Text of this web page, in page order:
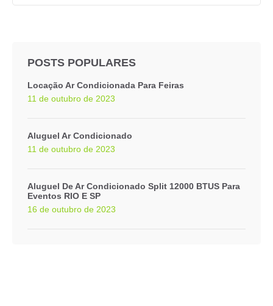
POSTS POPULARES
Locação Ar Condicionada Para Feiras
11 de outubro de 2023
Aluguel Ar Condicionado
11 de outubro de 2023
Aluguel De Ar Condicionado Split 12000 BTUS Para
Eventos RIO E SP
16 de outubro de 2023